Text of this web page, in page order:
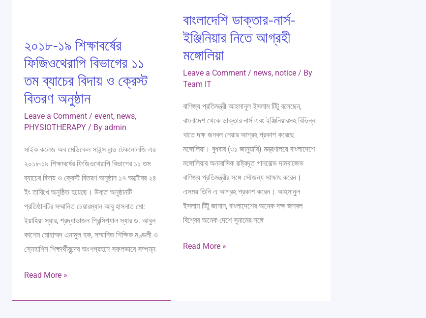
২০১৮-১৯ শিক্ষাবর্ষের
ফিজিওথেরাপি বিভাগের ১১
তম ব্যাচের বিদায় ও ক্রেস্ট
বিতরণ অনুষ্ঠান
Leave a Comment / event, news,
PHYSIOTHERAPY / By admin
সাইক কলেজ অব মেডিকেল সাইন্স এন্ড টেকনোলজি এর
২০১৮-১৯ শিক্ষাবর্ষের ফিজিওথেরাপি বিভাগের ১১ তম
ব্যাচের বিদায় ও ক্রেস্ট বিতরণ অনুষ্ঠান ১৭ অক্টোবর ২৪
ইং তারিখে অনুষ্ঠিত হয়েছে। উক্ত অনুষ্ঠানটি
প্রতিষ্ঠানটির সম্মানিত চেয়ারম্যান আবু হাসনাত মো:
ইয়াহিয়া স্যার, শ্রদ্ধাভাজন প্রিন্সিপ্যাল স্যার ড. আবুল
কাশেম মোহাম্মদ এনামুল হক, সম্মানিত শিক্ষিক মণ্ডলী ও
স্নেহাশিস শিক্ষার্থীবৃন্দের অংশগ্রহনে সফলভাবে সম্পন্ন
ও
ক্রেস্ট
অনুষ্ঠান
Read More »
বাংলাদেশি ডাক্তার-নার্স-
ইঞ্জিনিয়ার নিতে আগ্রহী
মঙ্গোলিয়া
Leave a Comment / news, notice / By
Team IT
বাণিজ্য প্রতিমন্ত্রী আহসানুল ইসলাম টিটু বলেছেন,
বাংলাদেশ থেকে ডাক্তার-নার্স এবং ইঞ্জিনিয়ারসহ বিভিন্ন
খাতে দক্ষ জনবল নেয়ার আগ্রহ প্রকাশ করেছে
মঙ্গোলিয়া। বুধবার (৩১ জানুয়ারি) মন্ত্রণালয়ে বাংলাদেশে
মঙ্গোলিয়ার অনাবাসিক রাষ্ট্রদূত গানবোল্ড দামবাজেভ
বাণিজ্য প্রতিমন্ত্রীর সঙ্গে সৌজন্য সাক্ষাৎ করেন।
এসময় তিনি এ আগ্রহ প্রকাশ করেন। আহসানুল
ইসলাম টিটু জানান, বাংলাদেশের অনেক দক্ষ জনবল
বিশ্বের অনেক দেশে সুনামের সঙ্গে
মঙ্গোলিয়া
Read More »